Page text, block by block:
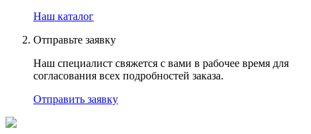
Наш каталог
Отправьте заявку
Наш специалист свяжется с вами в рабочее время для
согласования всех подробностей заказа.
Отправить заявку